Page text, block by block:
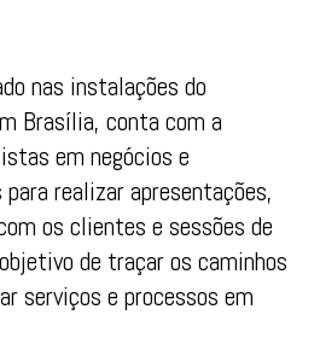
nas instalações do
Brasília, conta com a
em negócios e
realizar apresentações,
os clientes e sessões de
de traçar os caminhos
serviços e processos em